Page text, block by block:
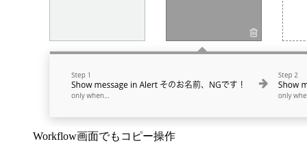
Workflow画面でもコピー操作